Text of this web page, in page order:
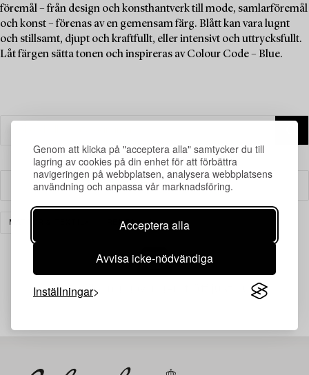
Genom att klicka på "acceptera alla" samtycker du till
lagring av cookies på din enhet för att förbättra
navigeringen på webbplatsen, analysera webbplatsens
användning och anpassa vår marknadsföring.
Acceptera alla
Avvisa icke-nödvändiga
Inställningar
föremål – från design och konsthantverk till mode, samlarföremål
och konst – förenas av en gemensam färg. Blått kan vara lugnt
och stillsamt, djupt och kraftfullt, eller intensivt och uttrycksfullt.
Låt färgen sätta tonen och inspireras av Colour Code – Blue.
Filter
MATTOR & TEXTIL RENSA ALLA
Din sökning gav ingen träff just nu.